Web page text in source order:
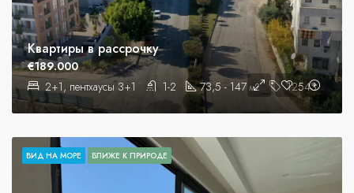
Квартиры в рассрочку
2+1, пентхаусы 3+1 1-2 73,5 - 147 м2 12543
€189.000
ВИД НА МОРЕ БЛИЖЕ К ПРИРОДЕ